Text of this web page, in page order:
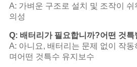
A: 가벼운 구조로 설치 및 조작이 쉬
의성
Q: 배터리가 필요합니까?어떤 것특
A: 아니요, 배터리는 문제 없이 작
며 어떤 것특수 유지보수